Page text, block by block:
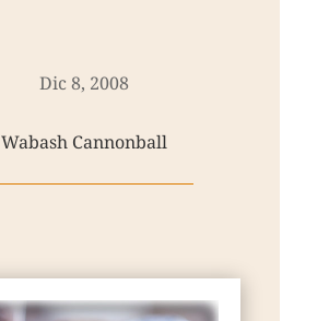
Dic 8, 2008
Wabash Cannonball